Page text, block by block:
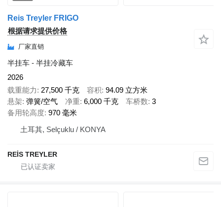
Reis Treyler FRIGO
根据请求提供价格
厂家直销
半挂车 - 半挂冷藏车
2026
载重能力
27,500 千克 容积 94.09 立方米
悬架 弹簧/空气 净重 6,000 千克 车桥数 3
备用轮高度 970 毫米
土耳其, Selçuklu / KONYA
REİS TREYLER